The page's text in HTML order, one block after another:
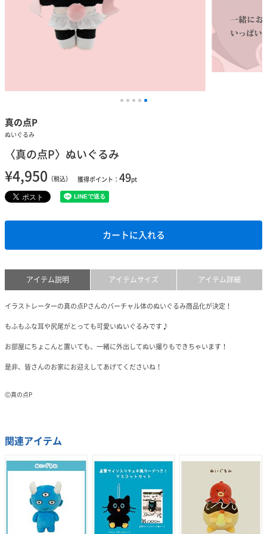
真の点P
ぬいぐるみ
〈真の点P〉ぬいぐるみ
¥4,950 （税込） 獲得ポイント： 49pt
カートに入れる
アイテム説明 アイテムサイズ アイテム詳細
イラストレーターの真の点Pさんのバーチャル体のぬいぐるみ商品化が決定！
もふもふな耳や尻尾がとっても可愛いぬいぐるみです♪
お部屋にちょこんと置いても、一緒に外出してぬい撮りもできちゃいます！
是非、皆さんのお家にお迎えしてあげてくださいね！
Ⓒ真の点P
関連アイテム